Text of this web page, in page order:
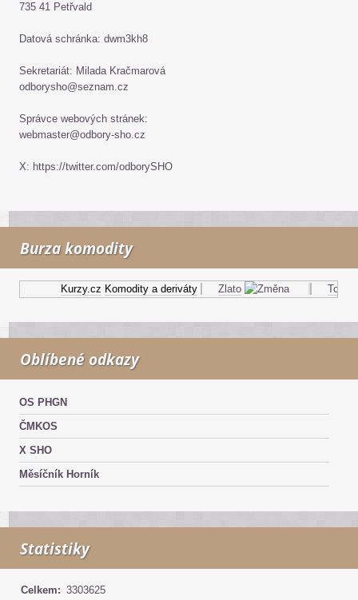
735 41 Petřvald
Datová schránka: dwm3kh8
Sekretariát: Milada Kračmarová
odborysho@seznam.cz
Správce webových stránek:
webmaster@odbory-sho.cz
X: https://twitter.com/odborySHO
Burza komodity
Kurzy.cz Komodity a deriváty Zlato Topný
Oblíbené odkazy
OS PHGN
ČMKOS
X SHO
Měsíčník Horník
Statistiky
Celkem: 3303625